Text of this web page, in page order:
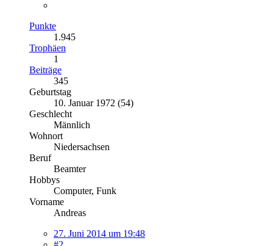
Punkte
1.945
Trophäen
1
Beiträge
345
Geburtstag
10. Januar 1972 (54)
Geschlecht
Männlich
Wohnort
Niedersachsen
Beruf
Beamter
Hobbys
Computer, Funk
Vorname
Andreas
27. Juni 2014 um 19:48